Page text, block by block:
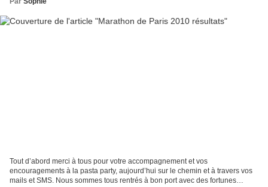
Tout d’abord merci à tous pour votre accompagnement et vos
encouragements à la pasta party, aujourd’hui sur le chemin et à travers vos
mails et SMS. Nous sommes tous rentrés à bon port avec des fortunes